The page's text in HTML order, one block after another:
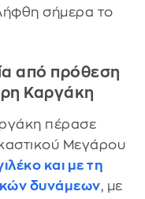
σήμερα το
από πρόθεση
Καργάκη
πέρασε
Μεγάρου
και με τη
δυνάμεων, με